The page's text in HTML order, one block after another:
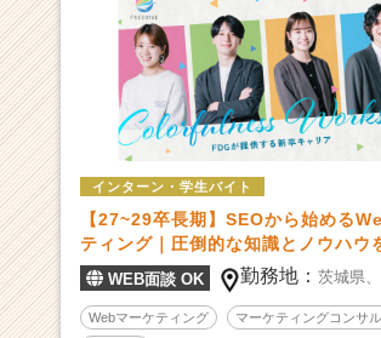
ン
チ
ャ
ー・
成
長
業
か
ら
ス
カ
ウ
インターン・学生バイト
【27~29卒長期】SEOから始める
ティング｜圧倒的な知識とノウハウ
WEB面談 OK 勤務地：茨城県、
Webマーケティング マーケティングコンサ